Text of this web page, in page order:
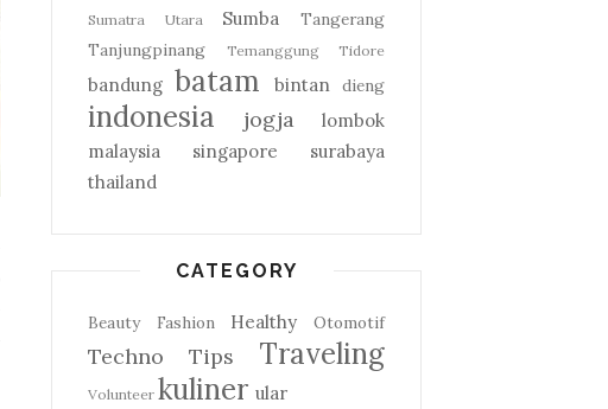
Sumatra Utara Sumba
Tangerang
Tanjungpinang
Temanggung Tidore
bandung batam bintan dieng
indonesia jogja
lombok
malaysia
singapore
surabaya
thailand
CATEGORY
Beauty Fashion Healthy Otomotif
Techno Tips Traveling
Volunteer kuliner ular